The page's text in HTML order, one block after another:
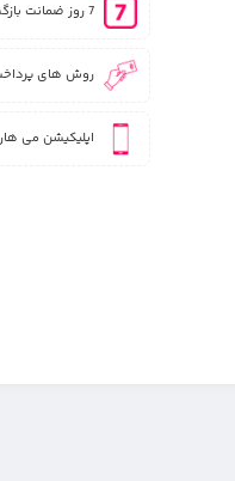
7 روز ضمانت بازگشت محصول
روش های
اپلیکیشن می